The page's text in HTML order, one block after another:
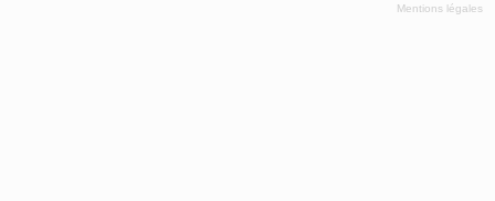
Mentions légales